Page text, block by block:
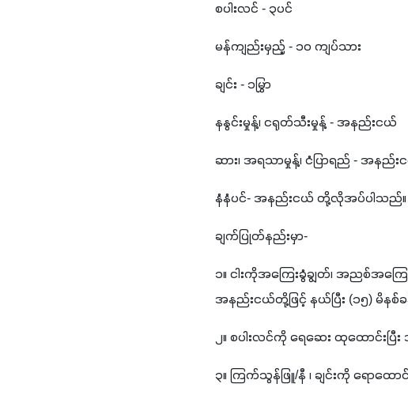
စပါးလင် - ၃ပင်
မန်ကျည်းမှည့် - ၁၀ ကျပ်သား
ချင်း - ၁မြွှာ
နနွင်းမှုန့်၊ ငရုတ်သီးမှုန့် - အနည်းငယ်
ဆား၊ အရသာမှုန့်၊ ငံပြာရည် - အနည်း
နံနံပင်- အနည်းငယ် တို့လိုအပ်ပါသည်။
ချက်ပြုတ်နည်းမှာ-
၁။ ငါးကိုအကြေးခွံချွတ်၊ အညစ်အကြေ
အနည်းငယ်တို့ဖြင့် နယ်ပြီး (၁၅) မိနစ်ခ
၂။ စပါးလင်ကို ရေဆေး ထုထောင်းပြီ
၃။ ကြက်သွန်ဖြူ/နီ ၊ ချင်းကို ရောထောင်